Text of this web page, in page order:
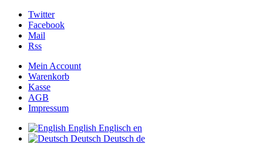
Twitter
Facebook
Mail
Rss
Mein Account
Warenkorb
Kasse
AGB
Impressum
English Englisch en
Deutsch Deutsch de